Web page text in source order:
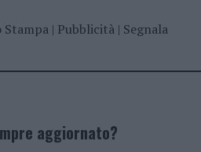
Stampa| Pubblicità| Segnala
aggiornato?